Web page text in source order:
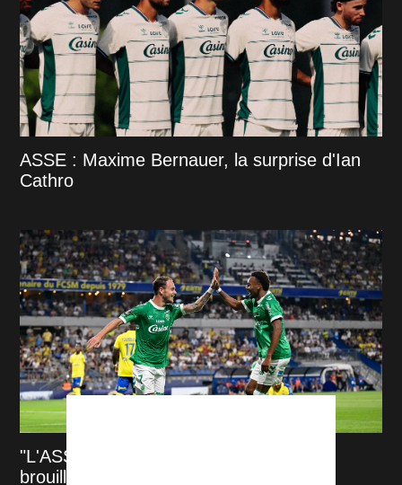
ASSE : Maxime Bernauer, la surprise d'Ian
Cathro
"L'ASSE n’a pas fait dans le cahier de
brouillon"